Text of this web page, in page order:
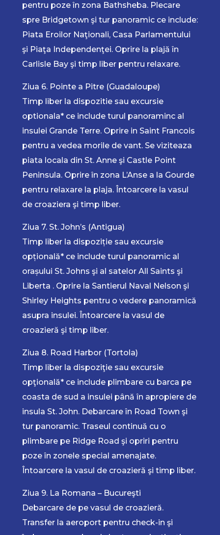
pentru poze în zona Bathsheba. Plecare
spre Bridgetown şi tur panoramic ce include:
Piata Eroilor Naţionali, Casa Parlamentului
şi Piaţa Independenţei. Oprire la plajă în
Carlisle Bay şi timp liber pentru relaxare.
Ziua 6. Pointe a Pitre (Guadaloupe)
Timp liber la dispozitie sau excursie
optionala* ce include turul panoraminc al
insulei Grande Terre. Oprire in Saint Francois
pentru a vedea morile de vant. Se viziteaza
piata locala din St. Anne şi Castle Point
Peninsula. Oprire în zona L’Anse a la Gourde
pentru relaxare la plaja. Întoarcere la vasul
de croaziera şi timp liber.
Ziua 7. St. John’s (Antigua)
Timp liber la dispoziție sau excursie
opțională* ce include turul panoramic al
orașului St. Johns şi al satelor All Saints şi
Liberta . Oprire la Santierul Naval Nelson şi
Shirley Heights pentru o vedere panoramică
asupra insulei. Întoarcere la vasul de
croazieră şi timp liber.
Ziua 8. Road Harbor (Tortola)
Timp liber la dispoziţie sau excursie
opţională* ce include plimbare cu barca pe
coasta de sud a insulei până în apropiere de
insula St. John. Debarcare în Road Town şi
tur panoramic. Traseul continuă cu o
plimbare pe Ridge Road şi opriri pentru
poze în zonele special amenajate.
Întoarcere la vasul de croazieră şi timp liber.
Ziua 9. La Romana – Bucureşti
Debarcare de pe vasul de croazieră.
Transfer la aeroport pentru check-in şi